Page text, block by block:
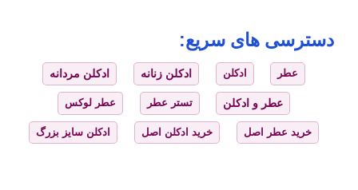
دسترسی های سریع:
عطر ادکلن ادکلن زنانه ادکلن مردانه
عطر و ادکلن تستر عطر عطر لوکس
خرید عطر اصل خرید ادکلن اصل ادکلن سایز بزرگ